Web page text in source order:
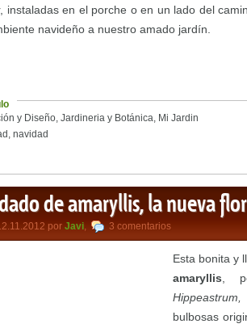
instaladas en el porche o en un lado del
navideño a nuestro amado jardín.
y Diseño Jardineria y Botánica Mi Jardin
navidad
de amaryllis, la nueva
por Javi 3 comentarios
Esta bonita y
amaryllis ,
Hippeastrum,
bulbosas